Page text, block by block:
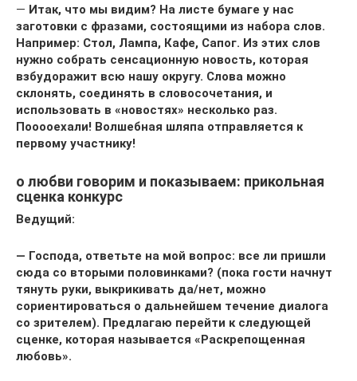
— Итак, что мы видим? На листе бумаге у нас
заготовки с фразами, состоящими из набора слов.
Например: Стол, Лампа, Кафе, Сапог. Из этих слов
нужно собрать сенсационную новость, которая
взбудоражит всю нашу округу. Слова можно
склонять, соединять в словосочетания, и
использовать в «новостях» несколько раз.
Пооооехали! Волшебная шляпа отправляется к
первому участнику!
о любви говорим и показываем: прикольная
сценка конкурс
Ведущий:
— Господа, ответьте на мой вопрос: все ли пришли
сюда со вторыми половинками? (пока гости начнут
тянуть руки, выкрикивать да/нет, можно
сориентироваться о дальнейшем течение диалога
со зрителем). Предлагаю перейти к следующей
сценке, которая называется «Раскрепощенная
любовь».